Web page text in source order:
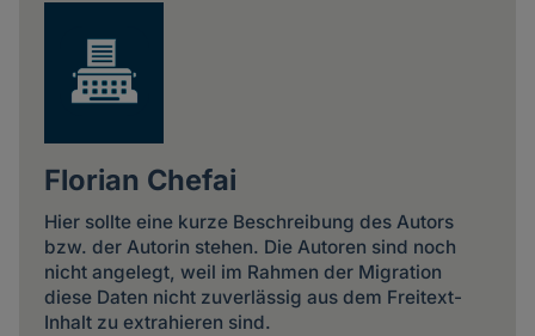
Florian Chefai
Hier sollte eine kurze Beschreibung des Autors
bzw. der Autorin stehen. Die Autoren sind noch
nicht angelegt, weil im Rahmen der Migration
diese Daten nicht zuverlässig aus dem Freitext-
Inhalt zu extrahieren sind.